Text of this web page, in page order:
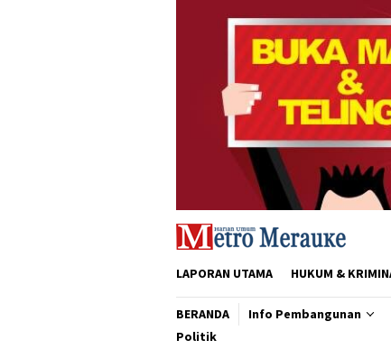
LAPORAN UTAMA HUKUM &
BERANDA Info Pembangunan
Politik